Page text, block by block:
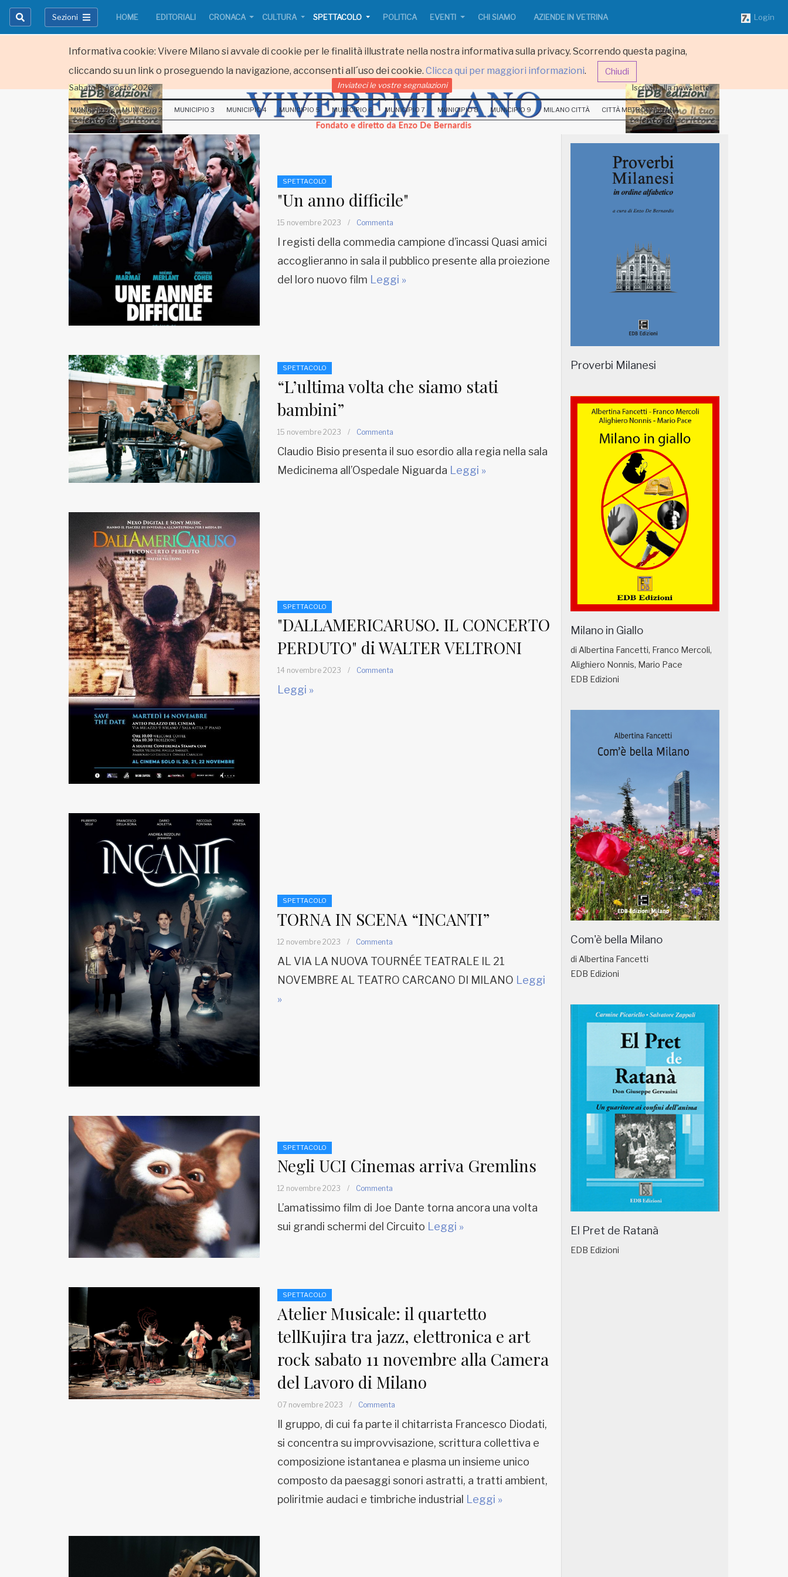
Informativa cookie: Vivere Milano si avvale di cookie per le finalità illustrate nella nostra informativa sulla privacy. Scorrendo questa pagina,
cliccando su un link o proseguendo la navigazione, acconsenti all´uso dei cookie. Clicca qui per maggiori informazioni. Chiudi
Sezioni HOME EDITORIALI CRONACA CULTURA SPETTACOLO POLITICA EVENTI CHI SIAMO AZIENDE IN VETRINA Login
Inviateci le vostre segnalazioni
Iscriviti alla newsletter
www.viveremilano.info
Fondato e diretto da Enzo De
EDB edizioni - Via Brivio angolo C.
Imbonati, 89 20159 Milano (Italia)
Sabato 8 Agosto 2026 Inviateci le vostre segnalazioni Iscriviti alla newsletter
MUNICIPIO 1 MUNICIPIO 2 MUNICIPIO 3 MUNICIPIO 4 MUNICIPIO 5 MUNICIPIO 6 MUNICIPIO 7 MUNICIPIO 8 MUNICIPIO 9 MILANO CITTÀ CITTÀ METROPOLITANA
SPETTACOLO
"Un anno difficile"
15 novembre 2023 / Commenta
I registi della commedia campione d’incassi Quasi amici
accoglieranno in sala il pubblico presente alla proiezione
del loro nuovo film Leggi »
SPETTACOLO
“L’ultima volta che siamo stati
bambini”
15 novembre 2023 / Commenta
Claudio Bisio presenta il suo esordio alla regia nella sala
Medicinema all’Ospedale Niguarda
Leggi »
SPETTACOLO
"DALLAMERICARUSO. IL CONCERTO
PERDUTO" di WALTER VELTRONI
14 novembre 2023 / Commenta
Leggi »
SPETTACOLO
TORNA IN SCENA “INCANTI”
12 novembre 2023 / Commenta
AL VIA LA NUOVA TOURNÉE TEATRALE IL 21
NOVEMBRE AL TEATRO CARCANO DI MILANO Leggi
»
SPETTACOLO
Negli UCI Cinemas arriva Gremlins
12 novembre 2023 / Commenta
L’amatissimo film di Joe Dante torna ancora una volta
sui grandi schermi del Circuito Leggi »
SPETTACOLO
Atelier Musicale: il quartetto
tellKujira tra jazz, elettronica e art
rock sabato 11 novembre alla Camera
del Lavoro di Milano
07 novembre 2023 / Commenta
Il gruppo, di cui fa parte il chitarrista Francesco Diodati,
si concentra su improvvisazione, scrittura collettiva e
composizione istantanea e plasma un insieme unico
composto da paesaggi sonori astratti, a tratti ambient,
poliritmie audaci e timbriche industrial Leggi »
Proverbi Milanesi
Milano in Giallo
di Albertina Fancetti, Franco Mercoli,
Alighiero Nonnis, Mario Pace
EDB Edizioni
Com'è bella Milano
di Albertina Fancetti
EDB Edizioni
El Pret de Ratanà
EDB Edizioni